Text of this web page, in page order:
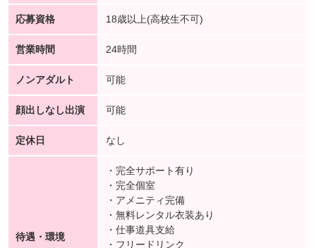
応募資格 18歳以上(高校生不可)
営業時間 24時間
ノンアダルト 可能
顔出しなし出演 可能
定休日 なし
待遇・環境
・完全サポート有り
・完全個室
・アメニティ完備
・無料レンタル衣装あり
・仕事道具支給
・フリードリンク